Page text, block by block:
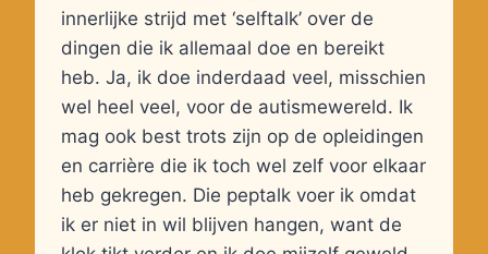
innerlijke strijd met ‘selftalk’ over de
dingen die ik allemaal doe en bereikt
heb. Ja, ik doe inderdaad veel, misschien
wel heel veel, voor de autismewereld. Ik
mag ook best trots zijn op de opleidingen
en carrière die ik toch wel zelf voor elkaar
heb gekregen. Die peptalk voer ik omdat
ik er niet in wil blijven hangen, want de